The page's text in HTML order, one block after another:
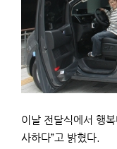
이날 전달식에서 행
사하다”고 밝혔다.